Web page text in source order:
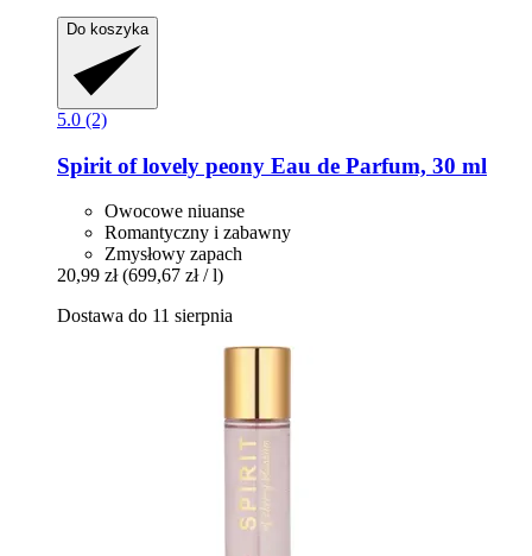
Do koszyka
5.0 (2)
Spirit of lovely peony Eau de Parfum, 30 ml
Owocowe niuanse
Romantyczny i zabawny
Zmysłowy zapach
20,99 zł (699,67 zł / l)
Dostawa do 11 sierpnia